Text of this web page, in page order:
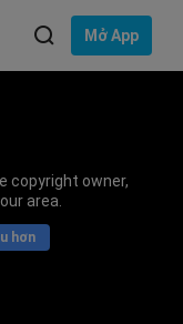
Mở App
copyright owner,
area.
hơn